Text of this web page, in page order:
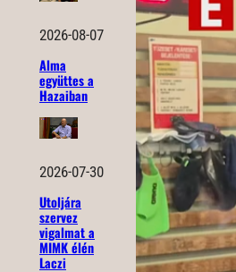
2026-08-07
Alma
együttes a
Hazaiban
2026-07-30
Utoljára
szervez
vigalmat a
MIMK élén
Laczi